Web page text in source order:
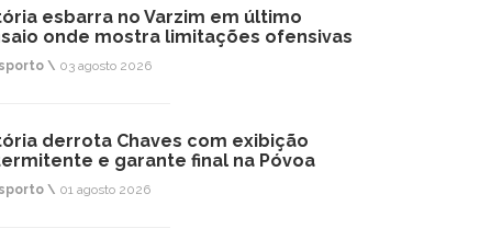
esbarra no Varzim em último
onde mostra limitações ofensivas
\ 03 agosto 2026
derrota Chaves com exibição
e garante final na Póvoa
\ 01 agosto 2026